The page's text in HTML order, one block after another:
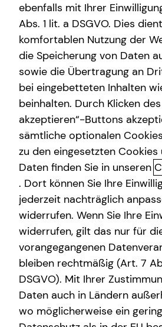
Altersvorsorge
Arbeitskraftabsicherung
Sach- und Vermögenssicherung
Dominic Höhndorf
Dominic Höhndorf
in Trier
Geboren in Düsseldorf,
Saarburg und heute zu Hause in
Finanzwelt begann nach fünf
DAX-Konzern. Während dieser Zeit
dass ich mehr wollte: Mehr für die
ihre Zukunft. Besonders eine
mich geprägt: Die
Vaters konnte ihn nicht
Erfahrung zeigte mir, wie
umfassende Beratung wirklich ist.
ebenfalls mit Ihrer
Abs. 1 lit. a DSGVO. Dies
komfortablen Nutzung der
die Speicherung von Daten
sowie die Übertragung an
bei eingebetteten Inhalten
beinhalten. Durch Klicken des
akzeptieren“-Buttons
sämtliche optionalen
zu den eingesetzten
Daten finden Sie in unseren
. Dort können Sie Ihre
jederzeit nachträglich
widerrufen. Wenn Sie Ihre
widerrufen, gilt das nur für
vorangegangenen
bleiben rechtmäßig (Art. 7
DSGVO). Mit Ihrer
Daten auch in Ländern
wo möglicherweise ein